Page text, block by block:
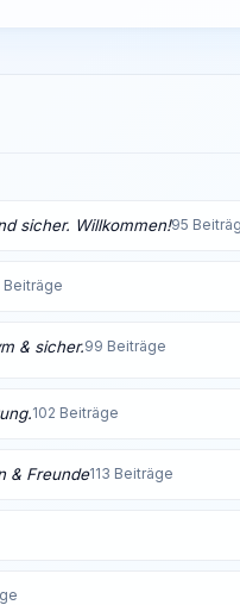
sicher. Willkommen!95
Beiträge
& sicher.99 Beiträge
102 Beiträge
& Freunde113 Beiträge